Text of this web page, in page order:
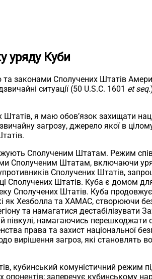
уряду Куби
законами Сполучених Штатів
ситуації (50 U.S.C. 1601 et seq.
я маю обов’язок захищати
загрозу, джерело якої в
Сполученим Штатам. Режим
Штатам, включаючи уряд
Сполучених Штатів,
Сполучених Штатів. Куба є домом
Сполучених Штатів. Куба продовжує
як Хезболла та ХАМАС, створюючи
та намагатися
півкулі, намагаючись
права та захист національної
загроз, які становлять
кубинський комуністичний режим
заперечує кубинському